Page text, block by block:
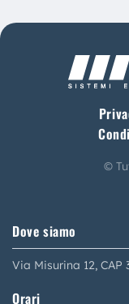
©
Dove siamo
Via Misurina 12,
Orari